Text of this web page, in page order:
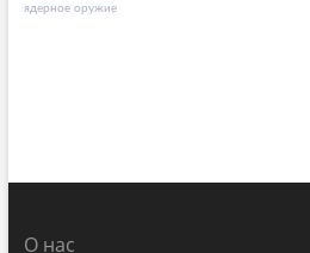
ядерное оружие
О нас